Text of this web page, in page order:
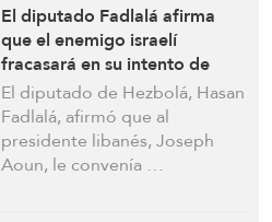
El diputado Fadlalá afirma
que el enemigo israelí
fracasará en su intento de
crear una zona de seguridad
en el sur del Líbano y nadie
podrá desarmar a Hezbolá
El diputado de Hezbolá, Hasan
Fadlalá, afirmó que al
presidente libanés, Joseph
Aoun, le convenía …